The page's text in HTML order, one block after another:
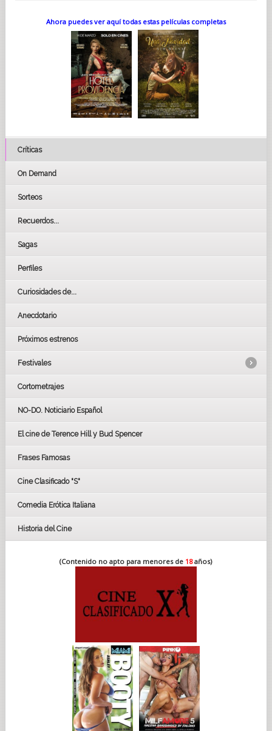
Ahora puedes ver aquí todas estas películas completas
Críticas
On Demand
Sorteos
Recuerdos...
Sagas
Perfiles
Curiosidades de...
Anecdotario
Próximos estrenos
Festivales
LOS OSCARS
GOYAS
BAFTA
Cortometrajes
NO-DO. Noticiario Español
El cine de Terence Hill y Bud Spencer
Frases Famosas
Cine Clasificado "S"
Comedia Erótica Italiana
Historia del Cine
(Contenido no apto para menores de 18años)